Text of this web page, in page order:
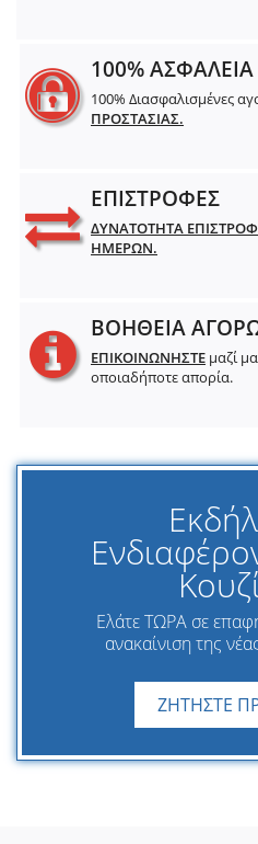
100% ΑΣΦΑΛΕΙΑ
100% Διασφαλισμένες
ΠΡΟΣΤΑΣΙΑΣ.
ΕΠΙΣΤΡΟΦΕΣ
ΔΥΝΑΤΟΤΗΤΑ
ΗΜΕΡΩΝ.
ΒΟΗΘΕΙΑ
ΕΠΙΚΟΙΝΩΝΗΣΤΕ μαζί
οποιαδήποτε απορία.
Ελάτε ΤΩΡΑ σε
ανακαίνιση της
ΖΗΤΗΣΤΕ